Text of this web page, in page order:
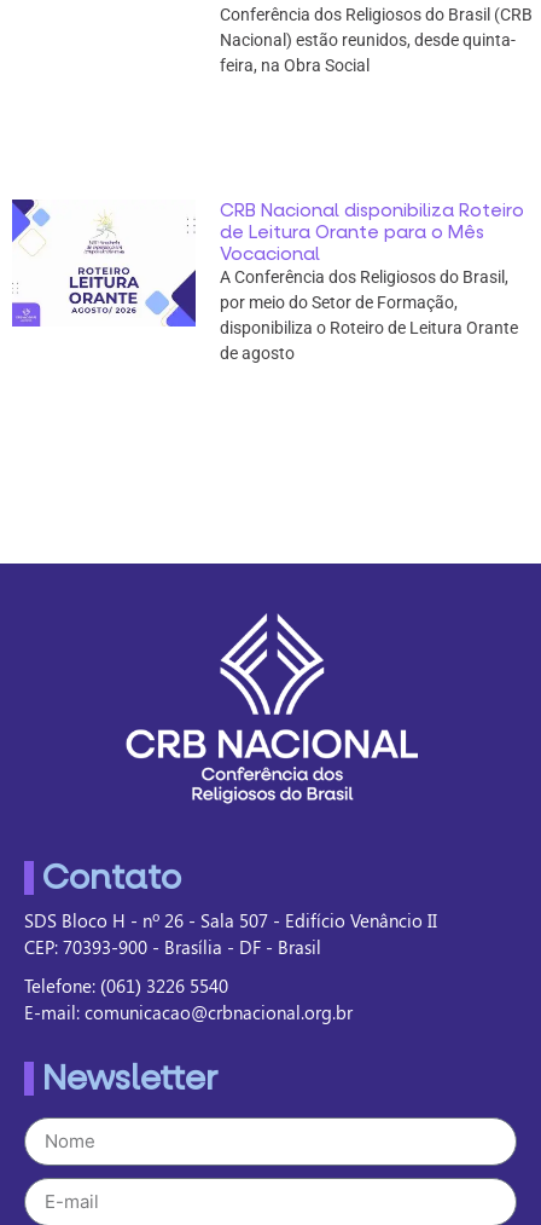
Conferência dos Religiosos do Brasil (CRB
Nacional) estão reunidos, desde quinta-
feira, na Obra Social
CRB Nacional disponibiliza Roteiro
de Leitura Orante para o Mês
Vocacional
A Conferência dos Religiosos do Brasil,
por meio do Setor de Formação,
disponibiliza o Roteiro de Leitura Orante
de agosto
Contato
SDS Bloco H - nº 26 - Sala 507 - Edifício Venâncio II
CEP: 70393-900 - Brasília - DF - Brasil
Telefone: (061) 3226 5540
E-mail: comunicacao@crbnacional.org.br
Newsletter